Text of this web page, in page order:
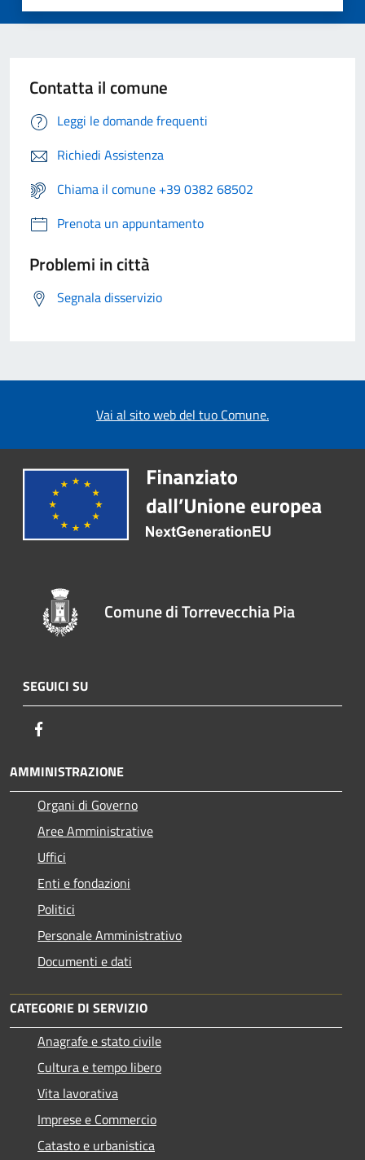
Contatta il comune
Leggi le domande frequenti
Richiedi Assistenza
Chiama il comune +39 0382 68502
Prenota un appuntamento
Problemi in città
Segnala disservizio
Vai al sito web del tuo Comune.
Comune di Torrevecchia Pia
SEGUICI SU
AMMINISTRAZIONE
Organi di Governo
Aree Amministrative
Uffici
Enti e fondazioni
Politici
Personale Amministrativo
Documenti e dati
CATEGORIE DI SERVIZIO
Anagrafe e stato civile
Cultura e tempo libero
Vita lavorativa
Imprese e Commercio
Catasto e urbanistica